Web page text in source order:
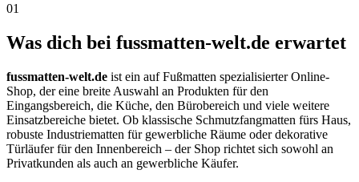
01
Was dich bei fussmatten-welt.de erwartet
fussmatten-welt.de ist ein auf Fußmatten spezialisierter Online-
Shop, der eine breite Auswahl an Produkten für den
Eingangsbereich, die Küche, den Bürobereich und viele weitere
Einsatzbereiche bietet. Ob klassische Schmutzfangmatten fürs Haus,
robuste Industriematten für gewerbliche Räume oder dekorative
Türläufer für den Innenbereich – der Shop richtet sich sowohl an
Privatkunden als auch an gewerbliche Käufer.